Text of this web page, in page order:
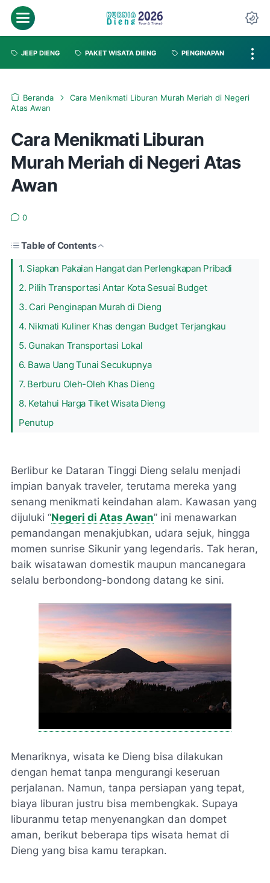
JEEP DIENG PAKET WISATA DIENG PENGINAPAN
Beranda
Cara Menikmati Liburan Murah Meriah di Negeri
Atas Awan
Cara Menikmati Liburan
Murah Meriah di Negeri Atas
Awan
0
Table of Contents
1. Siapkan Pakaian Hangat dan Perlengkapan Pribadi
2. Pilih Transportasi Antar Kota Sesuai Budget
3. Cari Penginapan Murah di Dieng
4. Nikmati Kuliner Khas dengan Budget Terjangkau
5. Gunakan Transportasi Lokal
6. Bawa Uang Tunai Secukupnya
7. Berburu Oleh-Oleh Khas Dieng
8. Ketahui Harga Tiket Wisata Dieng
Penutup
Berlibur ke Dataran Tinggi Dieng selalu menjadi
impian banyak traveler, terutama mereka yang
senang menikmati keindahan alam. Kawasan yang
dijuluki “Negeri di Atas Awan” ini menawarkan
pemandangan menakjubkan, udara sejuk, hingga
momen sunrise Sikunir yang legendaris. Tak heran,
baik wisatawan domestik maupun mancanegara
selalu berbondong-bondong datang ke sini.
Menariknya, wisata ke Dieng bisa dilakukan
dengan hemat tanpa mengurangi keseruan
perjalanan. Namun, tanpa persiapan yang tepat,
biaya liburan justru bisa membengkak. Supaya
liburanmu tetap menyenangkan dan dompet
aman, berikut beberapa tips wisata hemat di
Dieng yang bisa kamu terapkan.